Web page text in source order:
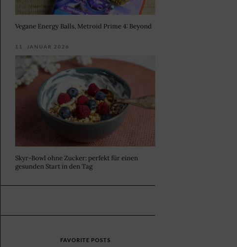
Vegane Energy Balls, Metroid Prime 4: Beyond
11. JANUAR 2026
Skyr-Bowl ohne Zucker: perfekt für einen
gesunden Start in den Tag
FAVORITE POSTS